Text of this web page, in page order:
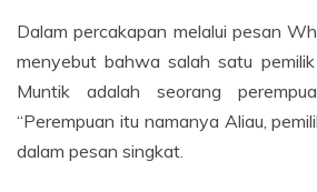
Dalam percakapan melalui pesan
menyebut bahwa salah satu
Muntik adalah seorang
“Perempuan itu namanya Aliau,
dalam pesan singkat.